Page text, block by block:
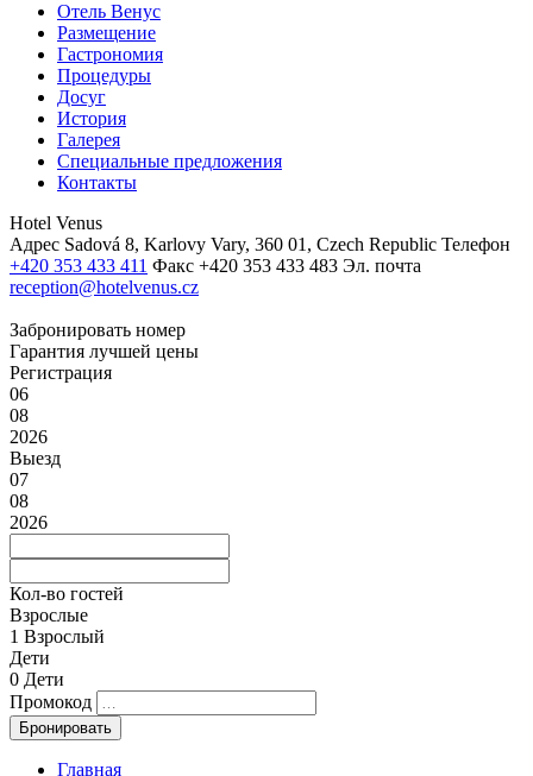
Отель Венус
Размещение
Гастрономия
Процедуры
Досуг
История
Галерея
Специальные предложения
Контакты
Hotel Venus
Адрес Sadová 8, Karlovy Vary, 360 01, Czech Republic Телефон
+420 353 433 411 Факс +420 353 433 483 Эл. почта
reception@hotelvenus.cz
Забронировать номер
Гарантия лучшей цены
Регистрация
06
08
2026
Выезд
07
08
2026
Кол-во гостей
Взрослые
1 Взрослый
Дети
0 Дети
Промокод
Главная